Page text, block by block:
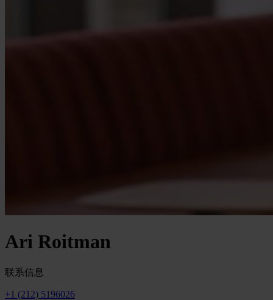
Ari Roitman
联系信息
+1 (212) 5196026